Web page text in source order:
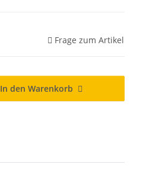
Frage zum Artikel
In den Warenkorb